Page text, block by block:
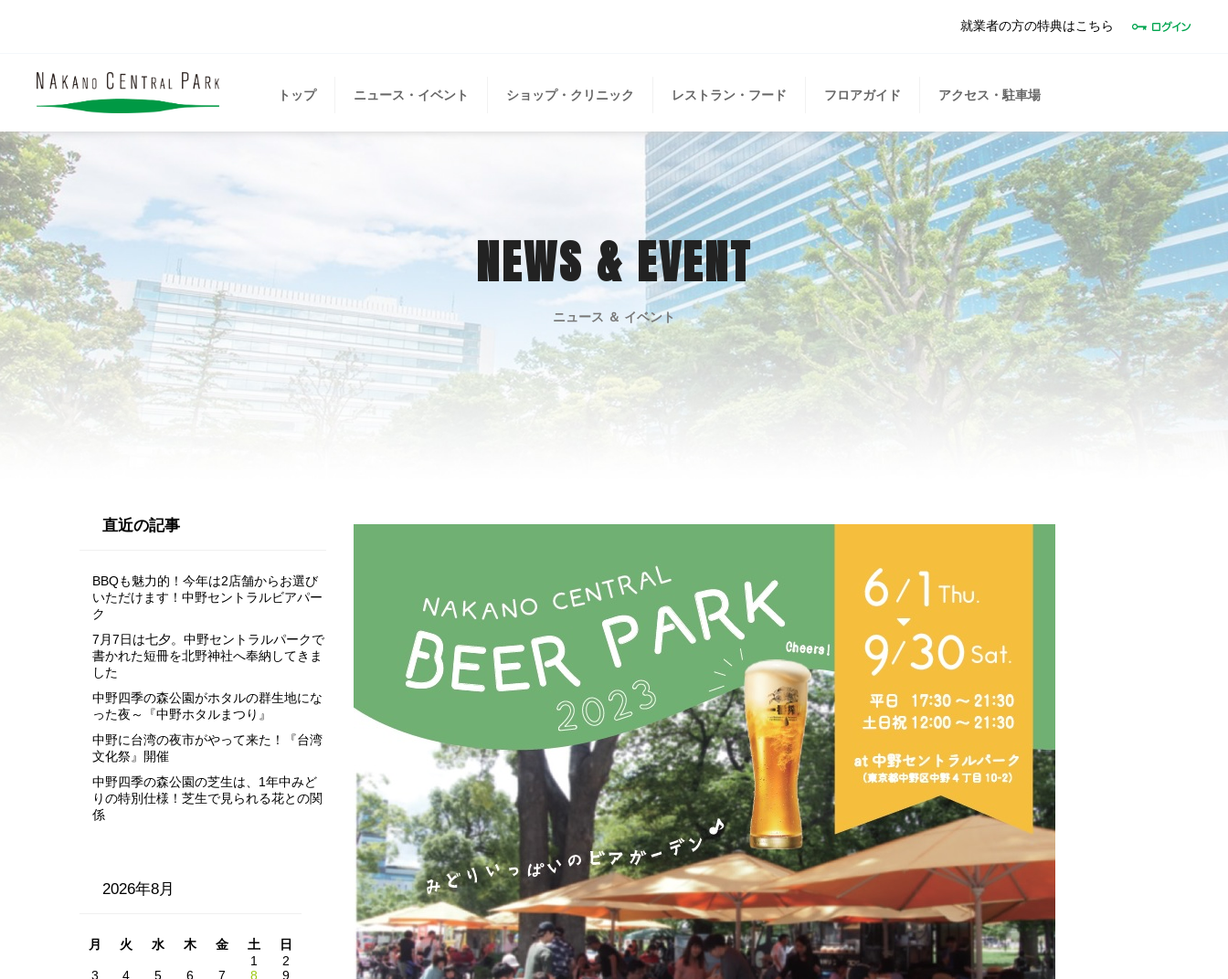
就業者の方の特典はこちら
トップ ニュース・イベント ショップ・クリニック レストラン・フード フロアガイド アクセス・駐車場
NEWS & EVENT
ニュース ＆ イベント
直近の記事
BBQも魅力的！今年は2店舗からお選び
いただけます！中野セントラルビアパー
ク
7月7日は七夕。中野セントラルパークで
書かれた短冊を北野神社へ奉納してきま
した
中野四季の森公園がホタルの群生地にな
った夜～『中野ホタルまつり』
中野に台湾の夜市がやって来た！『台湾
文化祭』開催
中野四季の森公園の芝生は、1年中みど
りの特別仕様！芝生で見られる花との関
係
2026年8月
月 火 水 木 金 土
日
1
2
3
4 5 6 7 8
9